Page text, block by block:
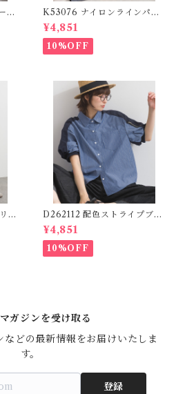
K53076 ナイロンラインパン
ツ / Nylon Line Pants (残り
わずか)
¥4,851
10%OFF
ン
/
D262112 配色ストライプブラ
ウス / Color Block Stripe R
elaxed Blouse 【re-stock】
¥4,851
10%OFF
ガジンを受け取る
どの最新情報をお届けいたしま
す。
登録